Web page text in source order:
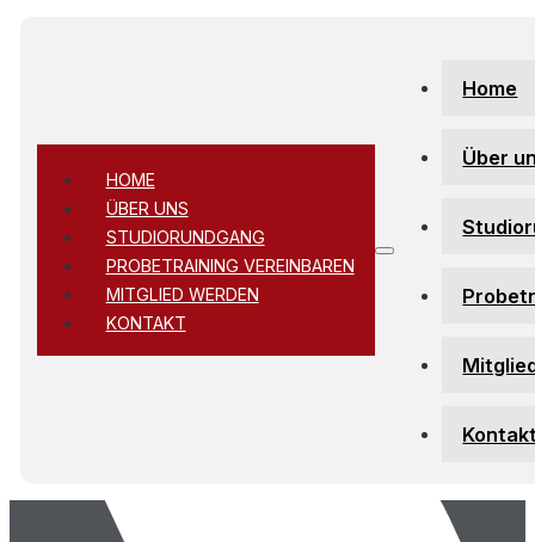
Home
Über
HOME
ÜBER UNS
STUDIORUNDGANG
PROBETRAINING VEREINBAREN
MITGLIED WERDEN
KONTAKT